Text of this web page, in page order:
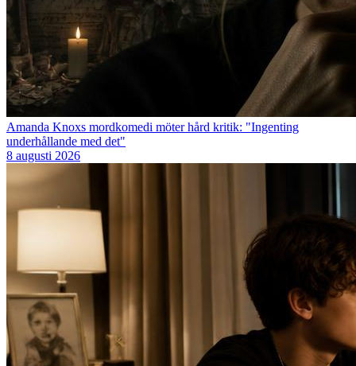
Amanda Knoxs mordkomedi möter hård kritik: "Ingenting
underhållande med det"
8 augusti 2026